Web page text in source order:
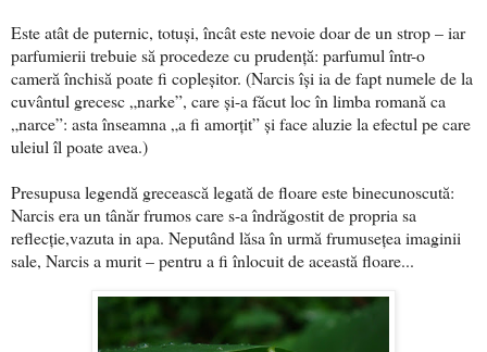
Este atât de puternic, totuși, încât este nevoie doar de un strop – iar
parfumierii trebuie să procedeze cu prudență: parfumul într-o
cameră închisă poate fi copleșitor. (Narcis își ia de fapt numele de la
cuvântul grecesc „narke”, care și-a făcut loc în limba romană ca
„narce”: asta înseamna „a fi amorțit” și face aluzie la efectul pe care
uleiul îl poate avea.)
Presupusa legendă grecească legată de floare este binecunoscută:
Narcis era un tânăr frumos care s-a îndrăgostit de propria sa
reflecție,vazuta in apa. Neputând lăsa în urmă frumusețea imaginii
sale, Narcis a murit – pentru a fi înlocuit de această floare...